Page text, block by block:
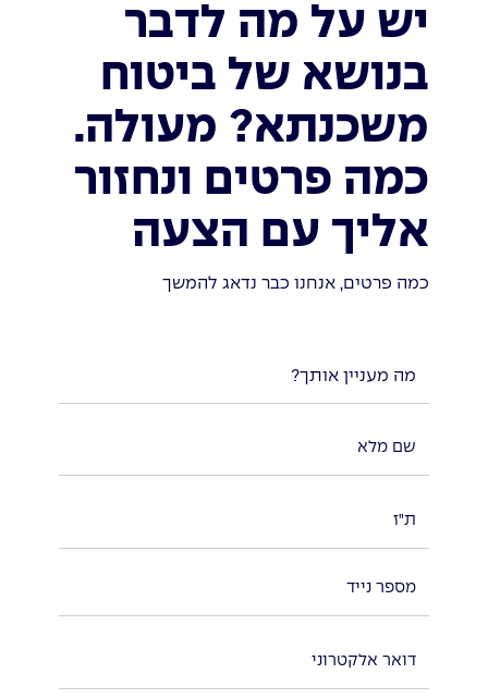
יש על מה לדבר
בנושא של ביטוח
משכנתא? מעולה.
כמה פרטים ונחזור
אליך עם הצעה
כמה פרטים, אנחנו כבר נדאג להמשך
מה מעניין אותך?